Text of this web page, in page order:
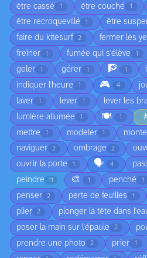
être cassé 1 être couché 1
être recroquevillé 1 être
faire du kitesurf 2 fermer les
freiner 1 fumée qui s'élève 1
geler 1 gérer 1 🧗 1
indiquer l'heure 1 🎮 4
laver 1 lever 1 lever les
lumière allumée 1 🍽️ 1 🚶
mettre 1 modeler 1
naviguer 2 ombrage 2
ouvrir la porte 1 🗣️ 4
peindre 11 🎨 1 penché 1
penser 2 perte de feuilles 1
plier 2 plonger la tête dans
poser la main sur l'épaule 2
prendre une photo 2 prier 1